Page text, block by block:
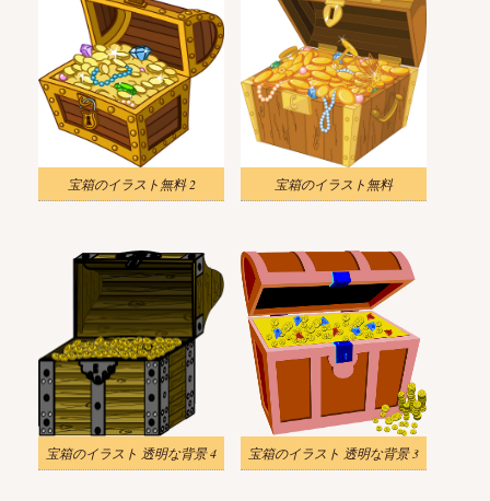
宝箱のイラスト無料 2 宝箱のイラスト無料
宝箱のイラスト 透明な背景 4 宝箱のイラスト 透明な背景 3